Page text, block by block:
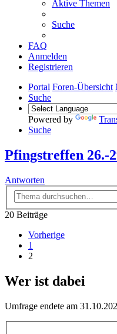
Aktive Themen
Suche
FAQ
Anmelden
Registrieren
Portal Foren-Übersicht
Suche
Powered by
Suche
Pfingstreffen 26.-
Antworten
20 Beiträge
Vorherige
1
2
Wer ist dabei
Umfrage endete am